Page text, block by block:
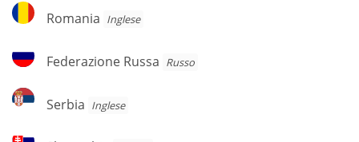
Romania
Romania Inglese
Federazione
Russa
Federazione Russa Russo
Serbia
Serbia Inglese
Slovacchia